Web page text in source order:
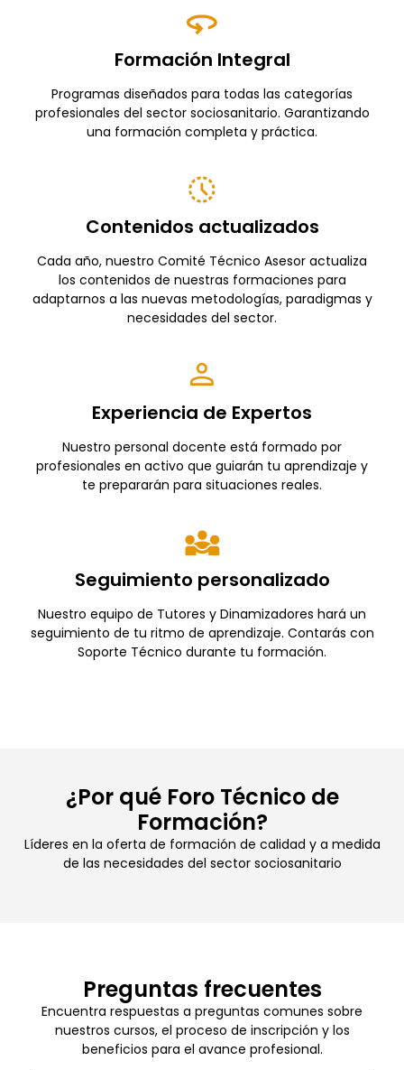
Formación Integral
Programas diseñados para todas las categorías
profesionales del sector sociosanitario. Garantizando
una formación completa y práctica.
Contenidos actualizados
Cada año, nuestro Comité Técnico Asesor actualiza
los contenidos de nuestras formaciones para
adaptarnos a las nuevas metodologías, paradigmas y
necesidades del sector.
Experiencia de Expertos
Nuestro personal docente está formado por
profesionales en activo que guiarán tu aprendizaje y
te prepararán para situaciones reales.
Seguimiento personalizado
Nuestro equipo de Tutores y Dinamizadores hará un
seguimiento de tu ritmo de aprendizaje. Contarás con
Soporte Técnico durante tu formación.
¿Por qué Foro Técnico de
Formación?
Líderes en la oferta de formación de calidad y a medida
de las necesidades del sector sociosanitario
Preguntas frecuentes
Encuentra respuestas a preguntas comunes sobre
nuestros cursos, el proceso de inscripción y los
beneficios para el avance profesional.